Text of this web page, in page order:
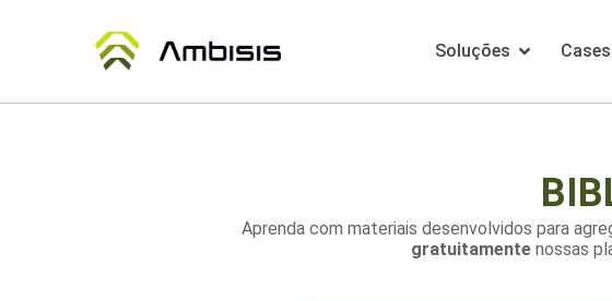
Soluções Cases
Aprenda com materiais desenvolvidos para
gratuitamente nossas